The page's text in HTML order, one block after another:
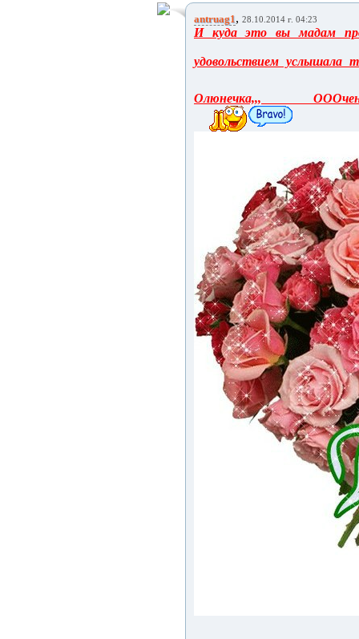
antruag1, 28.10.2014 г. 04:23
И куда это вы мадам
удовольствием услышала
Олюнечка,,,